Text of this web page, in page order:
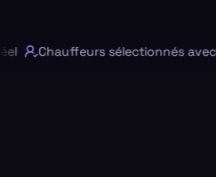
Chauffeurs sélectionnés avec